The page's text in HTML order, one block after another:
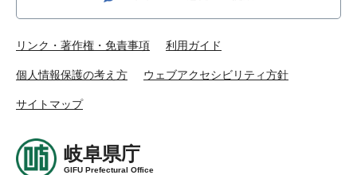
リンク・著作権・免責事項 利用ガイド
個人情報保護の考え方 ウェブアクセシビリティ方針
サイトマップ
岐阜県庁
GIFU Prefectural Office